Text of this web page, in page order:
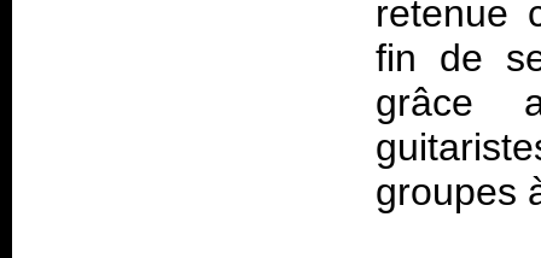
retenue
fin de
grâce
groupes